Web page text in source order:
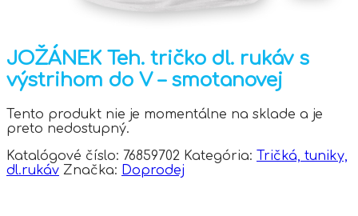
JOŽÁNEK Teh. tričko dl. rukáv s
výstrihom do V – smotanovej
Tento produkt nie je momentálne na sklade a je
preto nedostupný.
Katalógové číslo: 76859702 Kategória: Tričká, tuniky,
dl.rukáv Značka: Doprodej